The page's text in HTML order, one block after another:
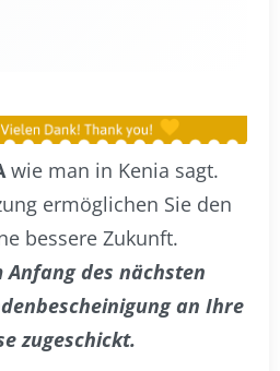
wie man in Kenia sagt.
ermöglichen Sie den
bessere Zukunft.
Anfang des nächsten
an Ihre
zugeschickt.